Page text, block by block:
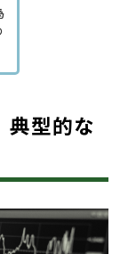
典型的な